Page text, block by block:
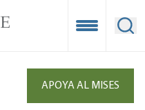
Open
APOYA AL MISES